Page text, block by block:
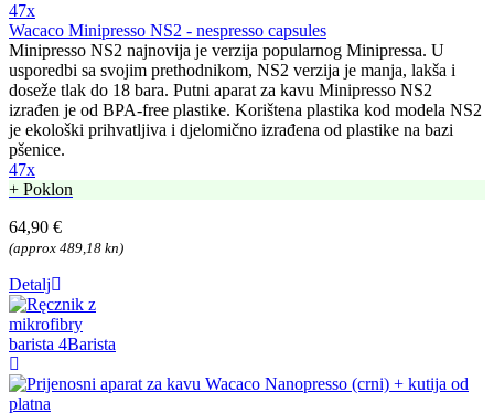
47x
Wacaco Minipresso NS2 - nespresso capsules
Minipresso NS2 najnovija je verzija popularnog Minipressa. U
usporedbi sa svojim prethodnikom, NS2 verzija je manja, lakša i
doseže tlak do 18 bara. Putni aparat za kavu Minipresso NS2
izrađen je od BPA-free plastike. Korištena plastika kod modela NS2
je ekološki prihvatljiva i djelomično izrađena od plastike na bazi
pšenice.
47x
+ Poklon
64,90 €
(approx 489,18 kn)
Detalj